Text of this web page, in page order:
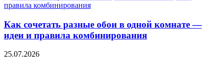
Как сочетать разные обои в одной комнате —
идеи и правила комбинирования
25.07.2026